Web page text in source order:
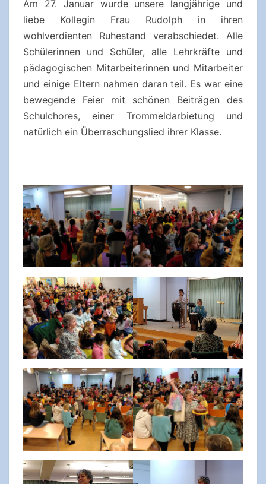
Am 27. Januar wurde unsere langjährige und
liebe Kollegin Frau Rudolph in ihren
wohlverdienten Ruhestand verabschiedet. Alle
Schülerinnen und Schüler, alle Lehrkräfte und
pädagogischen Mitarbeiterinnen und Mitarbeiter
und einige Eltern nahmen daran teil. Es war eine
bewegende Feier mit schönen Beiträgen des
Schulchores, einer Trommeldarbietung und
natürlich ein Überraschungslied ihrer Klasse.